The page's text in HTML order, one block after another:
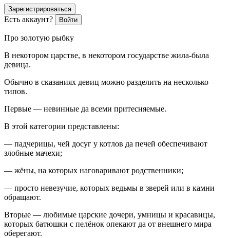
Зарегистрироваться
Есть аккаунт? Войти
Про золотую рыбку
В некотором царстве, в некотором государстве жила-была
девица.
Обычно в сказаниях девиц можно разделить на несколько
типов.
Первые — невинные да всеми притесняемые.
В этой категории представлены:
— падчерицы, чей досуг у котлов да печей обеспечивают
злобные мачехи;
— жёны, на которых наговаривают родственники;
— просто невезучие, которых ведьмы в зверей или в камни
обращают.
Вторые — любимые царские дочери, умницы и красавицы,
которых батюшки с пелёнок опекают да от внешнего мира
оберегают.